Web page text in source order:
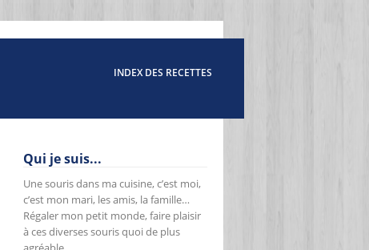
INDEX DES RECETTES
Qui je suis...
Une souris dans ma cuisine, c’est moi,
c’est mon mari, les amis, la famille…
Régaler mon petit monde, faire plaisir
à ces diverses souris quoi de plus